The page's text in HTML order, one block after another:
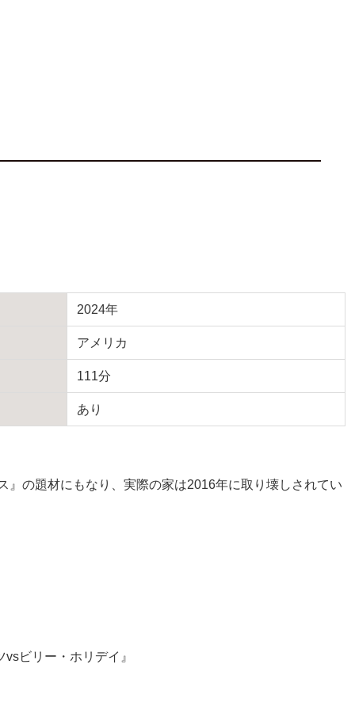
2024年
アメリカ
111分
あり
』の題材にもなり、実際の家は2016年に取り壊しされてい
ビリー・ホリデイ』